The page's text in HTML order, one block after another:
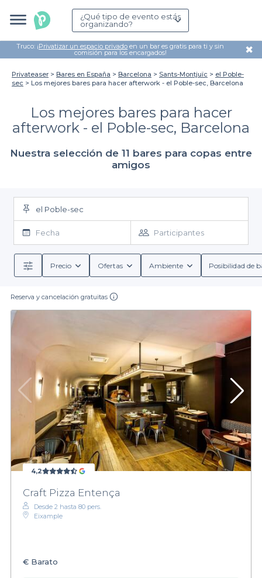
¿Qué tipo de evento estás
organizando?
Truco: ¡Privatizar un espacio privado en un bar es gratis para ti y sin
comisión para los encargados! ✖
Privateaser Bares en España Barcelona Sants-Montjuïc
el Poble-
sec
Los mejores bares para hacer afterwork - el Poble-sec, Barcelona
Los mejores bares para hacer
afterwork - el Poble-sec, Barcelona
Nuestra selección de 11 bares para copas entre
amigos
el Poble-sec
Fecha Participantes
Precio Ofertas Ambiente Posibilidad de
Reserva y cancelación gratuitas
4,2
Craft Pizza Entença
Desde 2 hasta 80 pers.
Eixample
€ Barato